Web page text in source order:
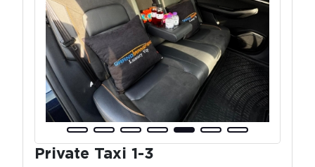
Private Taxi 1-3